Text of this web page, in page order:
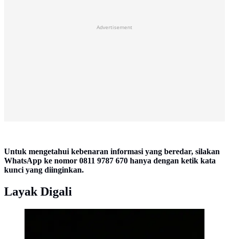
Advertisement
Untuk mengetahui kebenaran informasi yang beredar, silakan
WhatsApp ke nomor 0811 9787 670 hanya dengan ketik kata
kunci yang diinginkan.
Layak Digali